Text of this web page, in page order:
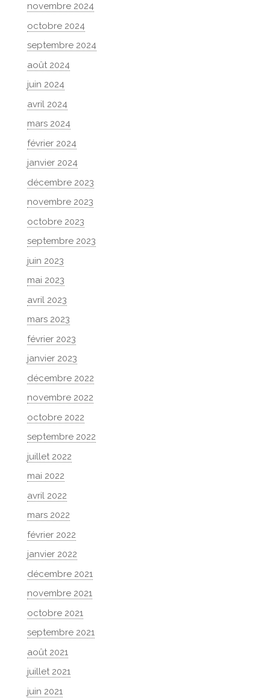
novembre 2024
octobre 2024
septembre 2024
août 2024
juin 2024
avril 2024
mars 2024
février 2024
janvier 2024
décembre 2023
novembre 2023
octobre 2023
septembre 2023
juin 2023
mai 2023
avril 2023
mars 2023
février 2023
janvier 2023
décembre 2022
novembre 2022
octobre 2022
septembre 2022
juillet 2022
mai 2022
avril 2022
mars 2022
février 2022
janvier 2022
décembre 2021
novembre 2021
octobre 2021
septembre 2021
août 2021
juillet 2021
juin 2021